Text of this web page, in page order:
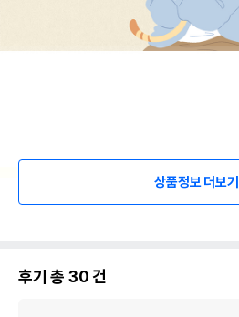
상품정보 더보기
후기 총 30건